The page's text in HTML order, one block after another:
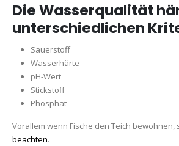
Die Wasserqualität
unterschiedlichen
Sauerstoff
Wasserhärte
pH-Wert
Stickstoff
Phosphat
Vorallem wenn Fische den Teich bewohnen,
beachten.